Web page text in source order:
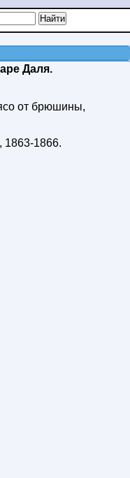
Даля.
от брюшины,
, 1863-1866.